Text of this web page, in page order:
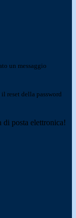
un messaggio
reset della password
di posta elettronica!